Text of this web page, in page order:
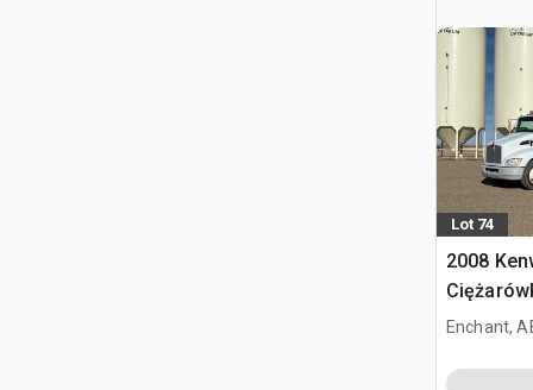
Lot 74
2008
zboża
Enchant,